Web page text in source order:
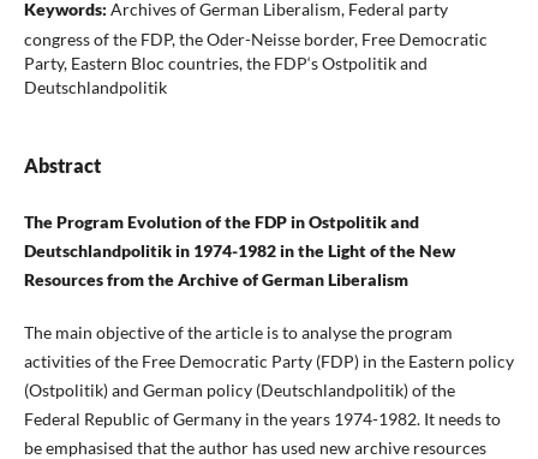
Keywords: Archives of German Liberalism, Federal party
congress of the FDP, the Oder-Neisse border, Free Democratic
Party, Eastern Bloc countries, the FDP‘s Ostpolitik and
Deutschlandpolitik
Abstract
The Program Evolution of the FDP in Ostpolitik and
Deutschlandpolitik in 1974-1982 in the Light of the New
Resources from the Archive of German Liberalism
The main objective of the article is to analyse the program
activities of the Free Democratic Party (FDP) in the Eastern policy
(Ostpolitik) and German policy (Deutschlandpolitik) of the
Federal Republic of Germany in the years 1974-1982. It needs to
be emphasised that the author has used new archive resources